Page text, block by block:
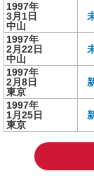
1997年
3月1日
中山
1997年
2月22日
中山
1997年
2月8日
東京
1997年
1月25日
東京